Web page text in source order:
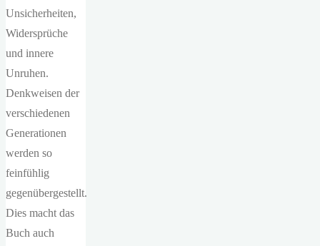
Unsicherheiten,
Widersprüche
und innere
Unruhen.
Denkweisen der
verschiedenen
Generationen
werden so
feinfühlig
gegenübergestellt.
Dies macht das
Buch auch